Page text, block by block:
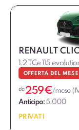
Tipologia
Marca
Dimensione
RENAULT
1.2 TCe 115
OFFERTA DEL MESE
da 259€/mese
Anticipo: 5.000
PRIVATI